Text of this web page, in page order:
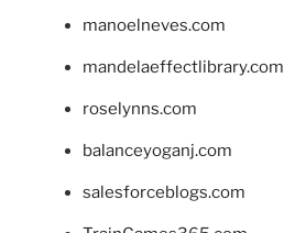
manoelneves.com
mandelaeffectlibrary.com
roselynns.com
balanceyoganj.com
salesforceblogs.com